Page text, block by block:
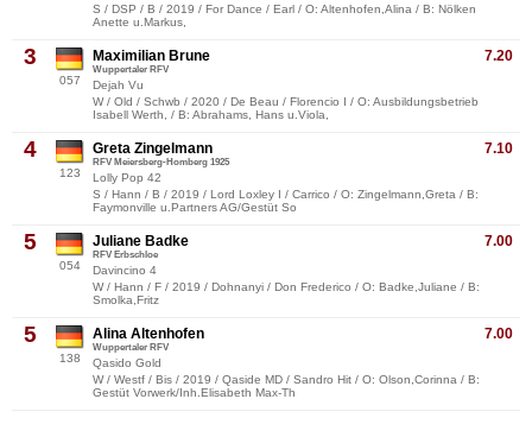
S / DSP / B / 2019 / For Dance / Earl / O: Altenhofen,Alina / B: Nölken
Anette u.Markus,
3
057
7.20
Maximilian Brune
Wuppertaler RFV
Dejah Vu
W / Old / Schwb / 2020 / De Beau / Florencio I / O: Ausbildungsbetrieb
Isabell Werth, / B: Abrahams, Hans u.Viola,
4
123
7.10
Greta Zingelmann
RFV Meiersberg-Homberg 1925
Lolly Pop 42
S / Hann / B / 2019 / Lord Loxley I / Carrico / O: Zingelmann,Greta / B:
Faymonville u.Partners AG/Gestüt So
5
054
7.00
Juliane Badke
RFV Erbschloe
Davincino 4
W / Hann / F / 2019 / Dohnanyi / Don Frederico / O: Badke,Juliane / B:
Smolka,Fritz
5
138
7.00
Alina Altenhofen
Wuppertaler RFV
Qasido Gold
W / Westf / Bis / 2019 / Qaside MD / Sandro Hit / O: Olson,Corinna / B:
Gestüt Vorwerk/Inh.Elisabeth Max-Th